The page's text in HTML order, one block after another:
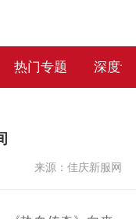
热门专题 深度
来源：佳庆新服网